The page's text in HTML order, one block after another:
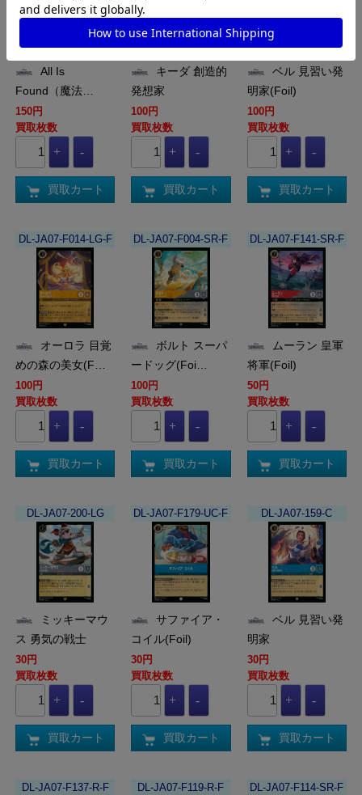
Found（魔法…
150円
買取枚数
買取カート
発想家
100円
買取枚数
買取カート
明家(Foil)
100円
買取枚数
買取カート
DL-JA07-F014-LG-F
めの森の美女(F…
100円
買取枚数
買取カート
DL-JA07-F004-SR-F
ードッグ(Foi…
100円
買取枚数
買取カート
DL-JA07-F141-SR-F
将軍(Foil)
50円
買取枚数
買取カート
DL-JA07-200-LG
ス 勇気の戦士
30円
買取枚数
買取カート
DL-JA07-F179-UC-F
サファイア・
コイル(Foil)
30円
買取枚数
買取カート
DL-JA07-159-C
明家
30円
買取枚数
買取カート
DL-JA07-F137-R-F DL-JA07-F119-R-F DL-JA07-F114-SR-F